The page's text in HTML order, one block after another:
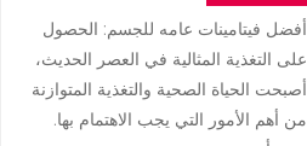
أفضل فيتامينات عامه للجسم: الحصول
على التغذية المثالية في العصر الحديث،
أصبحت الحياة الصحية والتغذية المتوازنة
من أهم الأمور التي يجب الاهتمام بها.